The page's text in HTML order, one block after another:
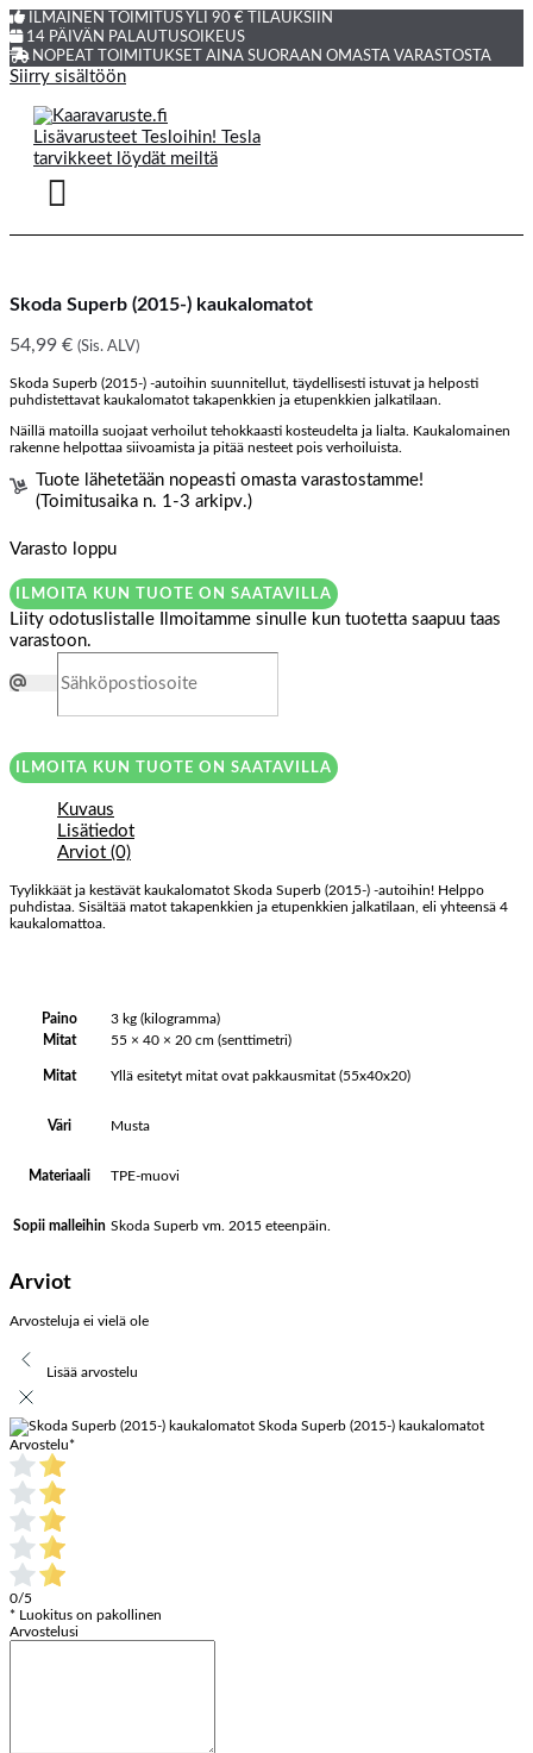
ILMAINEN TOIMITUS YLI 90 € TILAUKSIIN
14 PÄIVÄN PALAUTUSOIKEUS
NOPEAT TOIMITUKSET AINA SUORAAN OMASTA VARASTOSTA
Siirry sisältöön
Skoda Superb (2015-) kaukalomatot
54,99 € (Sis. ALV)
Skoda Superb (2015-) -autoihin suunnitellut, täydellisesti istuvat ja helposti
puhdistettavat kaukalomatot takapenkkien ja etupenkkien jalkatilaan.
Näillä matoilla suojaat verhoilut tehokkaasti kosteudelta ja lialta. Kaukalomainen
rakenne helpottaa siivoamista ja pitää nesteet pois verhoiluista.
Tuote lähetetään nopeasti omasta varastostamme!
(Toimitusaika n. 1-3 arkipv.)
Varasto loppu
ILMOITA KUN TUOTE ON SAATAVILLA
Liity odotuslistalle
Ilmoitamme sinulle kun tuotetta saapuu taas
varastoon.
ILMOITA KUN TUOTE ON SAATAVILLA
Kuvaus
Lisätiedot
Arviot (0)
Tyylikkäät ja kestävät kaukalomatot Skoda Superb (2015-) -autoihin! Helppo
puhdistaa. Sisältää matot takapenkkien ja etupenkkien jalkatilaan, eli yhteensä 4
kaukalomattoa.
Paino
3 kg (kilogramma)
Mitat
55 × 40 × 20 cm (senttimetri)
Mitat Yllä esitetyt mitat ovat pakkausmitat (55x40x20)
Väri Musta
Materiaali TPE-muovi
Sopii malleihin Skoda Superb vm. 2015 eteenpäin.
Arviot
Arvosteluja ei vielä ole
Lisää arvostelu
Skoda Superb (2015-) kaukalomatot
Arvostelu*
0/5
* Luokitus on pakollinen
Arvostelusi